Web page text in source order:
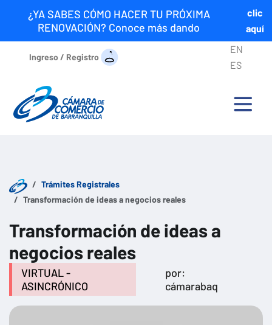
¿YA SABES CÓMO HACER TU PRÓXIMA
RENOVACIÓN? Conoce más dando
clic
aquí
Ingreso / Registro
EN
ES
Trámites Registrales
Transformación de ideas a negocios reales
Transformación de ideas a
negocios reales
VIRTUAL -
ASINCRÓNICO
por:
cámarabaq